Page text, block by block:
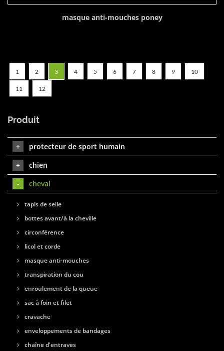
masque anti-mouches poney
1 2 3 4 5 6 7 8 9 10
11 12
Produit
protecteur de sport humain
chien
cheval
tapis de selle
bottes avant/à la cheville
circonférence
licol et corde
masque anti-mouches
transpiration du cou
enroulement de la queue
sac à foin et filet
cravache
enveloppements de bandages
chaîne d'entraves